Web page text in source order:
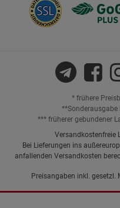
* frühere
*** früherer gebundener
Versandkostenfreie
Bei Lieferungen ins
anfallenden Versandkosten
Preisangaben inkl. gesetzl.